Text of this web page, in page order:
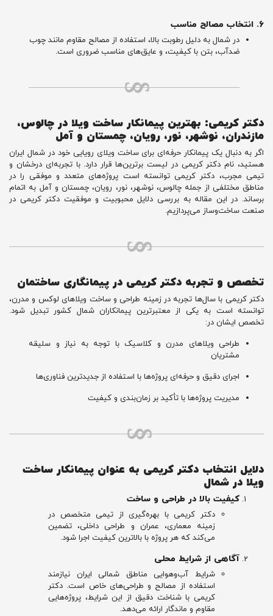
6. انتخاب مصالح مناسب
در شمال به دلیل رطوبت بالا، استفاده از مصالح مقاوم مانند چوب
ضدآب، بتن با کیفیت، و عایق‌های مناسب ضروری است.
دکتر کریمی: بهترین پیمانکار ساخت ویلا در چالوس،
مازندران، نوشهر، نور، رویان، چمستان و آمل
اگر به دنبال یک پیمانکار حرفه‌ای برای ساخت ویلای رویایی خود در شمال ایران
هستید، نام دکتر کریمی در لیست برترین‌ها قرار دارد. با تجربه‌ای درخشان و
تیمی مجرب، دکتر کریمی توانسته است پروژه‌های متعدد و موفقی را در
مناطق مختلفی از جمله چالوس، نوشهر، نور، رویان، چمستان و آمل به اتمام
برساند. در این مقاله به بررسی دلایل محبوبیت و موفقیت دکتر کریمی در
صنعت ساخت‌وساز می‌پردازیم.
تخصص و تجربه دکتر کریمی در پیمانگاری ساختمان
دکتر کریمی با سال‌ها تجربه در زمینه طراحی و ساخت ویلاهای لوکس و مدرن،
توانسته است به یکی از معتبرترین پیمانکاران شمال کشور تبدیل شود.
تخصص ایشان در:
طراحی ویلاهای مدرن و کلاسیک با توجه به نیاز و سلیقه
مشتریان
اجرای دقیق و حرفه‌ای پروژه‌ها با استفاده از جدیدترین فناوری‌ها
مدیریت پروژه‌ها با تأکید بر زمان‌بندی و کیفیت
دلایل انتخاب دکتر کریمی به عنوان پیمانکار ساخت
ویلا در شمال
کیفیت بالا در طراحی و ساخت
دکتر کریمی با بهره‌گیری از تیمی متخصص در
زمینه معماری، عمران و طراحی داخلی، تضمین
می‌کند که هر پروژه با بالاترین کیفیت اجرا شود.
آگاهی از شرایط محلی
شرایط آب‌وهوایی مناطق شمالی ایران نیازمند
استفاده از مصالح و طراحی‌های خاص است. دکتر
کریمی با شناخت دقیق از این شرایط، پروژه‌هایی
مقاوم و ماندگار ارائه می‌دهد.